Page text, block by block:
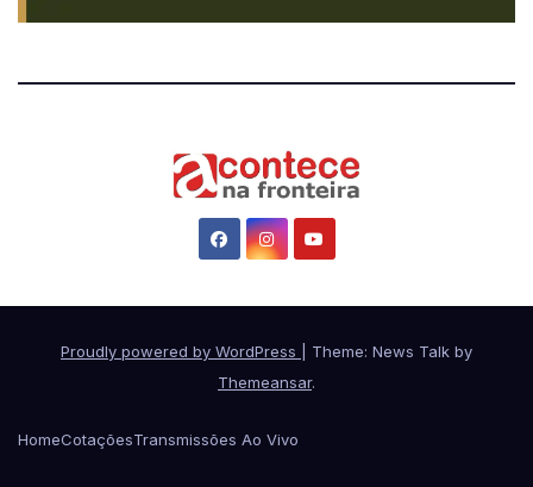
Proudly powered by WordPress
Theme: News Talk by
Themeansar.
HomeCotaçõesTransmissões Ao Vivo